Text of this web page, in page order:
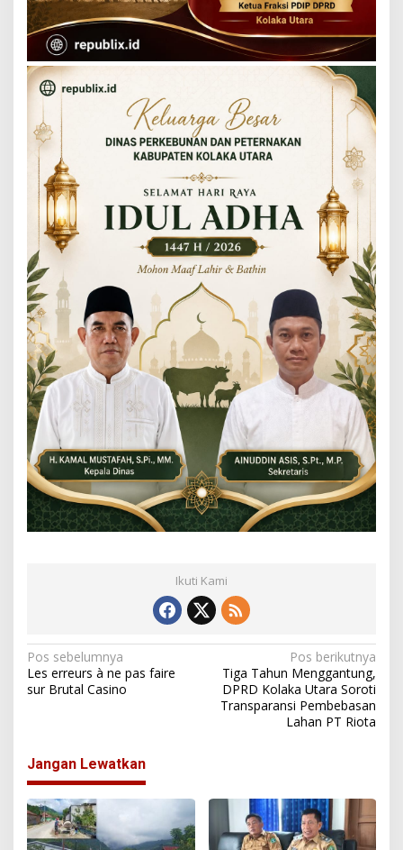
Ikuti Kami
N
a
g
a
s
i
Pos sebelumnya
Les erreurs à ne pas faire
sur Brutal Casino
Pos berikutnya
Tiga Tahun Menggantung,
DPRD Kolaka Utara Soroti
Transparansi Pembebasan
Lahan PT Riota
Jangan Lewatkan